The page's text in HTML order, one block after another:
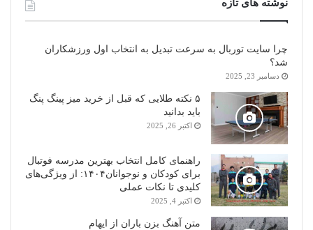
نوشته های تازه
چرا سایت توربال به ‌سرعت تبدیل به انتخاب اول ورزشکاران
شد؟
دسامبر 23, 2025
۵ نکته طلایی که قبل از خرید میز پینگ پنگ
باید بدانید
اکتبر 26, 2025
راهنمای کامل انتخاب بهترین مدرسه فوتبال
برای کودکان و نوجوانان۱۴۰۴: از ویژگی‌های
کلیدی تا نکات عملی
اکتبر 4, 2025
متن آهنگ بزن باران از ایهام